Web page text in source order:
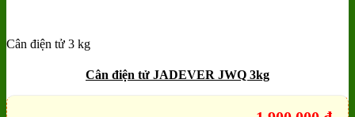
Add to wishlist
Cân điện tử 3 kg
Cân điện tử JADEVER JWQ 3kg